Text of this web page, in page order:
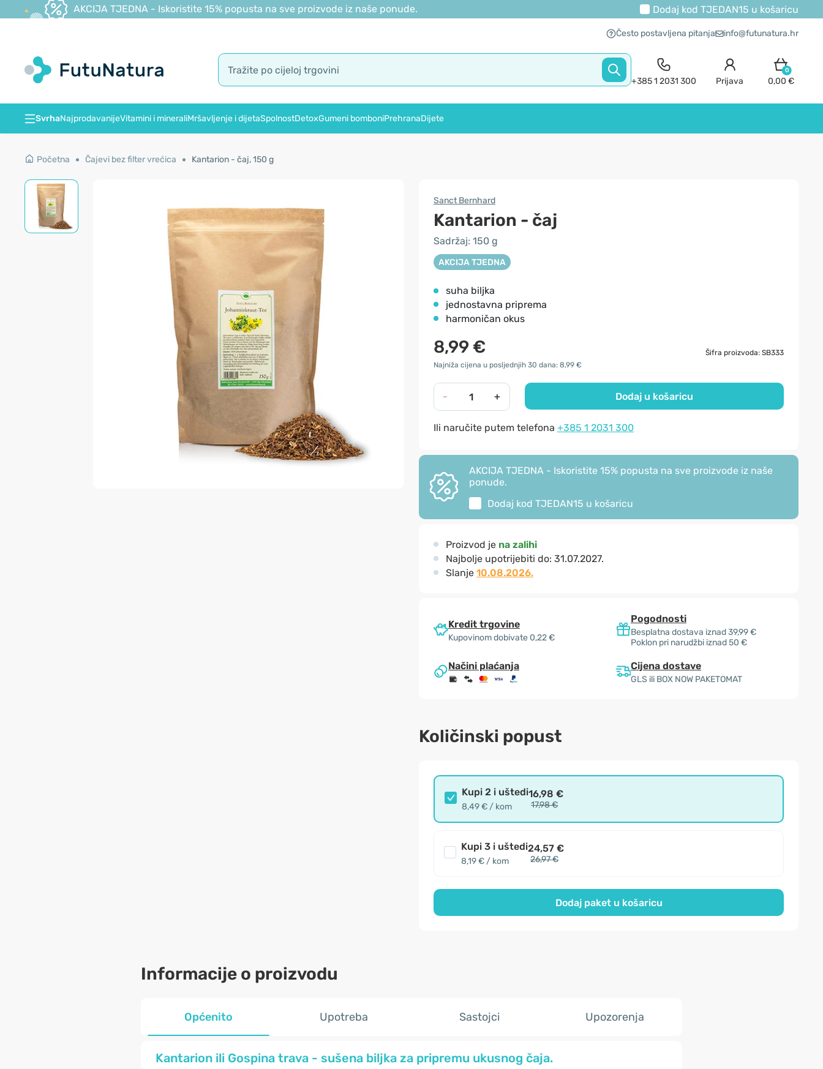
AKCIJA TJEDNA - Iskoristite 15% popusta na sve proizvode iz naše ponude. Dodaj kod TJEDAN15 u košaricu
Često postavljena pitanja info@futunatura.hr
+385 1 2031 300 Prijava
0
0,00 €
SvrhaNajprodavanijeVitamini i mineraliMršavljenje i dijetaSpolnostDetoxGumeni bomboniPrehranaDijete
Početna Čajevi bez filter vrećica Kantarion - čaj, 150 g
Sanct Bernhard
Kantarion - čaj
Sadržaj: 150 g
AKCIJA TJEDNA
suha biljka
jednostavna priprema
harmoničan okus
8,99 €
Šifra proizvoda: SB333
Najniža cijena u posljednjih 30 dana: 8,99 €
- + Dodaj u košaricu
Ili naručite putem telefona +385 1 2031 300
AKCIJA TJEDNA - Iskoristite 15% popusta na sve proizvode iz naše
ponude.
Dodaj kod TJEDAN15 u košaricu
Proizvod je na zalihi
Najbolje upotrijebiti do: 31.07.2027.
Slanje 10.08.2026.
Kredit trgovine
Kupovinom dobivate 0,22 €
Pogodnosti
Besplatna dostava iznad 39,99 €
Poklon pri narudžbi iznad 50 €
Načini plaćanja Cijena dostave
GLS ili BOX NOW PAKETOMAT
Količinski popust
Kupi 2 i uštedi
8,49 € / kom
16,98 €
17,98 €
Kupi 3 i uštedi
8,19 € / kom
24,57 €
26,97 €
Dodaj paket u košaricu
Informacije o proizvodu
Općenito Upotreba Sastojci Upozorenja
Kantarion ili Gospina trava - sušena biljka za pripremu ukusnog čaja.